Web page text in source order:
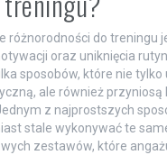
różnorodności do treningu
oraz uniknięcia
sposobów, które nie tylko
ale również przyniosą
z najprostszych
stale wykonywać te
zestawów, które